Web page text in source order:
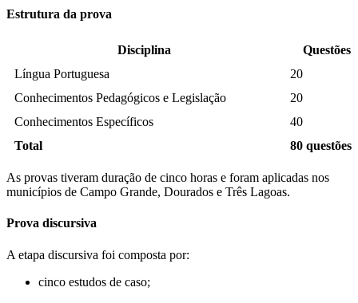
Estrutura da prova
Disciplina
Questões
Língua Portuguesa
20
Conhecimentos Pedagógicos e Legislação
20
Conhecimentos Específicos
40
Total
80 questões
As provas tiveram duração de cinco horas e foram aplicadas nos
municípios de Campo Grande, Dourados e Três Lagoas.
Prova discursiva
A etapa discursiva foi composta por:
cinco estudos de caso;